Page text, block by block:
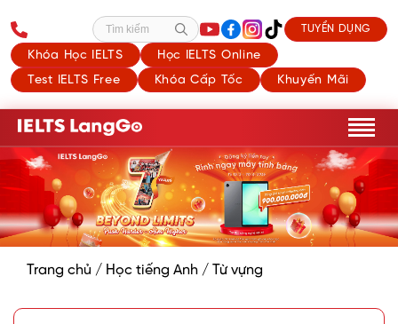
Khóa Học IELTS
Học IELTS Online
Test IELTS Free
Khóa Cấp Tốc Khuyến Mãi
Tìm kiếm TUYỂN DỤNG
Trang chủ / Học tiếng Anh / Từ vựng